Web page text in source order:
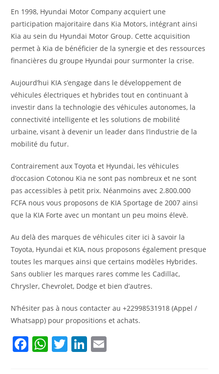
En 1998, Hyundai Motor Company acquiert une
participation majoritaire dans Kia Motors, intégrant ainsi
Kia au sein du Hyundai Motor Group. Cette acquisition
permet à Kia de bénéficier de la synergie et des ressources
financières du groupe Hyundai pour surmonter la crise.
Aujourd’hui KIA s’engage dans le développement de
véhicules électriques et hybrides tout en continuant à
investir dans la technologie des véhicules autonomes, la
connectivité intelligente et les solutions de mobilité
urbaine, visant à devenir un leader dans l’industrie de la
mobilité du futur.
Contrairement aux Toyota et Hyundai, les véhicules
d’occasion Cotonou Kia ne sont pas nombreux et ne sont
pas accessibles à petit prix. Néanmoins avec 2.800.000
FCFA nous vous proposons de KIA Sportage de 2007 ainsi
que la KIA Forte avec un montant un peu moins élevè.
Au delà des marques de véhicules citer ici à savoir la
Toyota, Hyundai et KIA, nous proposons également presque
toutes les marques ainsi que certains modèles Hybrides.
Sans oublier les marques rares comme les Cadillac,
Chrysler, Chevrolet, Dodge et bien d’autres.
N’hésiter pas à nous contacter au +22998531918 (Appel /
Whatsapp) pour propositions et achats.
F W T Li